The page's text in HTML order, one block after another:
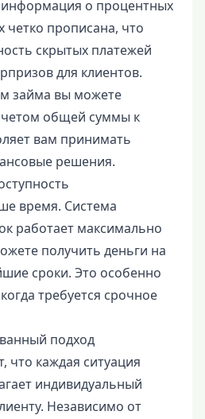
информация о процентных
четко прописана, что
скрытых платежей
для клиентов.
займа вы можете
общей суммы к
вам принимать
решения.
время. Система
работает максимально
получить деньги на
сроки. Это особенно
требуется срочное
подход
что каждая ситуация
индивидуальный
Независимо от